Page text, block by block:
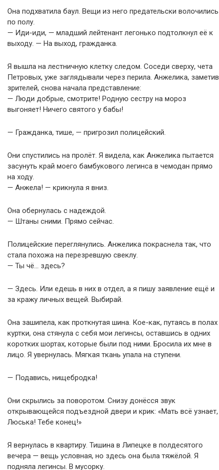
Она подхватила баул. Вещи из него предательски волочились
по полу.
— Иди-иди, — младший лейтенант легонько подтолкнул её к
выходу. — На выход, гражданка.
Я вышла на лестничную клетку следом. Соседи сверху, чета
Петровых, уже заглядывали через перила. Анжелика, заметив
зрителей, снова начала представление:
— Люди добрые, смотрите! Родную сестру на мороз
выгоняет! Ничего святого у бабы!
— Гражданка, тише, — пригрозил полицейский.
Они спустились на пролёт. Я видела, как Анжелика пытается
засунуть край моего бамбукового легинса в чемодан прямо
на ходу.
— Анжела! — крикнула я вниз.
Она обернулась с надеждой.
— Штаны сними. Прямо сейчас.
Полицейские переглянулись. Анжелика покраснела так, что
стала похожа на перезревшую свеклу.
— Ты чё… здесь?
— Здесь. Или едешь в них в отдел, а я пишу заявление ещё и
за кражу личных вещей. Выбирай.
Она зашипела, как проткнутая шина. Кое-как, путаясь в полах
куртки, она стянула с себя мои легинсы, оставшись в одних
коротких шортах, которые были под ними. Бросила их мне в
лицо. Я увернулась. Мягкая ткань упала на ступени.
— Подавись, нищебродка!
Они скрылись за поворотом. Снизу донёсся звук
открывающейся подъездной двери и крик: «Мать всё узнает,
Люська! Тебе конец!»
Я вернулась в квартиру. Тишина в Липецке в полдесятого
вечера — вещь условная, но здесь она была тяжёлой. Я
подняла легинсы. В мусорку.